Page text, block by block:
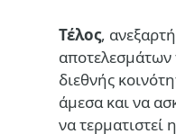
Τέλος,
διεθνής
άμεσα και να
να τερματιστεί